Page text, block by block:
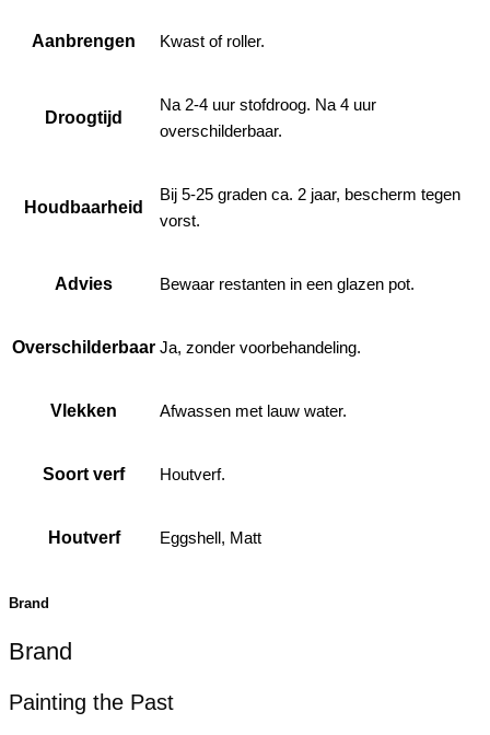
Aanbrengen Kwast of roller.
Droogtijd
Na 2-4 uur stofdroog. Na 4 uur
overschilderbaar.
Houdbaarheid
Bij 5-25 graden ca. 2 jaar, bescherm tegen
vorst.
Advies Bewaar restanten in een glazen pot.
Overschilderbaar Ja, zonder voorbehandeling.
Vlekken Afwassen met lauw water.
Soort verf Houtverf.
Houtverf Eggshell, Matt
Brand
Brand
Painting the Past